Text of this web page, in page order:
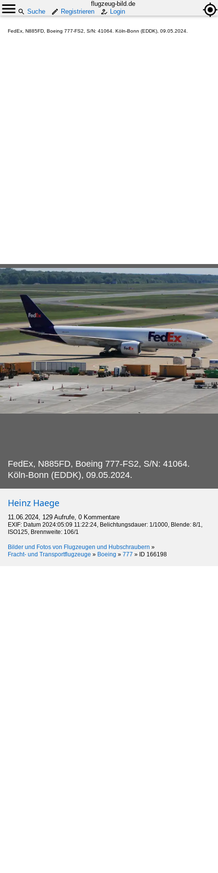
flugzeug-bild.de
Suche
Registrieren Login
FedEx, N885FD, Boeing 777-FS2, S/N: 41064. Köln-Bonn (EDDK), 09.05.2024.
FedEx, N885FD, Boeing 777-FS2, S/N: 41064.
Köln-Bonn (EDDK), 09.05.2024.
Heinz Haege
11.06.2024, 129 Aufrufe, 0 Kommentare
EXIF: Datum 2024:05:09 11:22:24, Belichtungsdauer: 1/1000, Blende: 8/1,
ISO125, Brennweite: 106/1
Bilder und Fotos von Flugzeugen und Hubschraubern »
Fracht- und Transportflugzeuge » Boeing » 777 » ID 166198